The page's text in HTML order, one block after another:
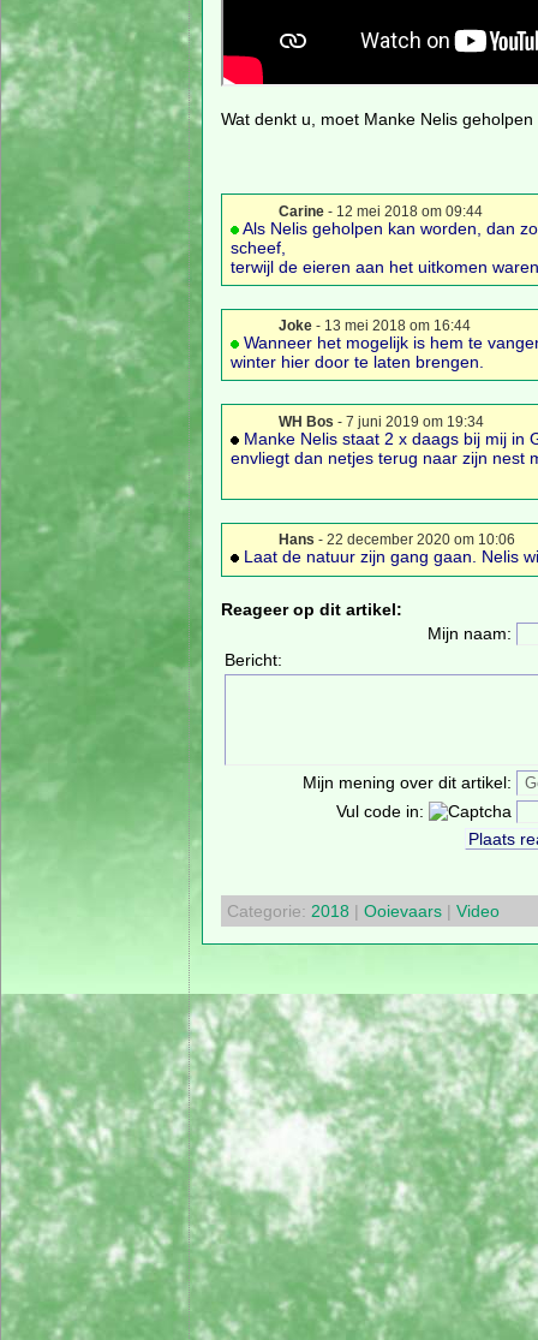
Wat denkt u, moet Manke Nelis
Carine- 12 mei 2018 om 09:44
Als Nelis geholpen kan worden, dan
scheef,
terwijl de eieren aan het uitkomen
Joke- 13 mei 2018 om 16:44
Wanneer het mogelijk is hem te
winter hier door te laten brengen.
WH Bos - 7 juni 2019 om 19:34
Manke Nelis staat 2 x daags bij mij in
envliegt dan netjes terug naar zijn nest
Hans - 22 december 2020 om 10:06
Laat de natuur zijn gang gaan. Nelis
Reageer op dit artikel:
Mijn naam:
Bericht:
Mijn mening over dit artikel:
Vul code in:
Categorie: 2018 | Ooievaars| Video